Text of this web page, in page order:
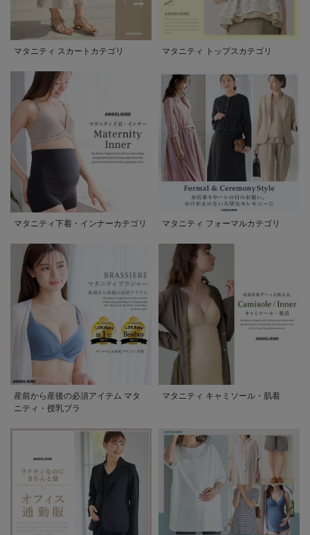
マタニティ スカートカテゴリ マタニティ トップスカテゴリ
マタニティ下着・インナーカテゴリ マタニティ フォーマルカテゴリ
産前から産後の必須アイテム マタ
ニティ・授乳ブラ
マタニティ キャミソール・肌着